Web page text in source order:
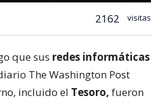
2162 visitas
que sus redes informáticas
The Washington Post
incluido el Tesoro, fueron